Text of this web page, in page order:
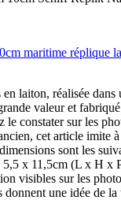
maritime réplique
laiton, réalisée dans
valeur et
le constater sur les
cet article imite
sont les
x 11,5cm (L x H x
visibles sur les
une idée de